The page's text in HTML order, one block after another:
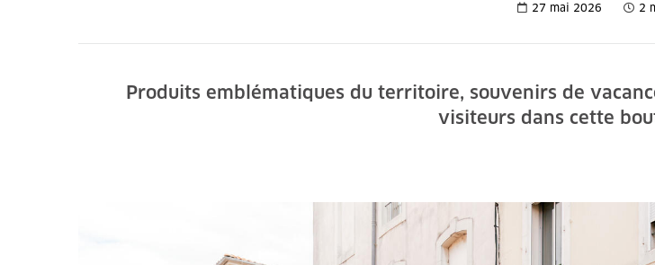
27 mai 2026 2
Produits emblématiques du territoire, souvenirs de
visiteurs dans cette